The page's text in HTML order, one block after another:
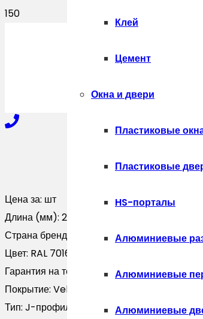
+7-910-327-77-88
Клей
Цемент
Окна и двери
Пластиковые
Пластиковые
HS-порталы
Алюминиевые
Алюминиевые
Алюминиевые
Цена за: шт
Длина (мм): 2000
Страна бренда:
Россия
Цвет: RAL 7016
Гарантия на технические хара:25 лет
Покрытие: Velur X
Тип: J-профиль 12мм